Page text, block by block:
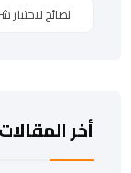
نصائح
أخر المقالات